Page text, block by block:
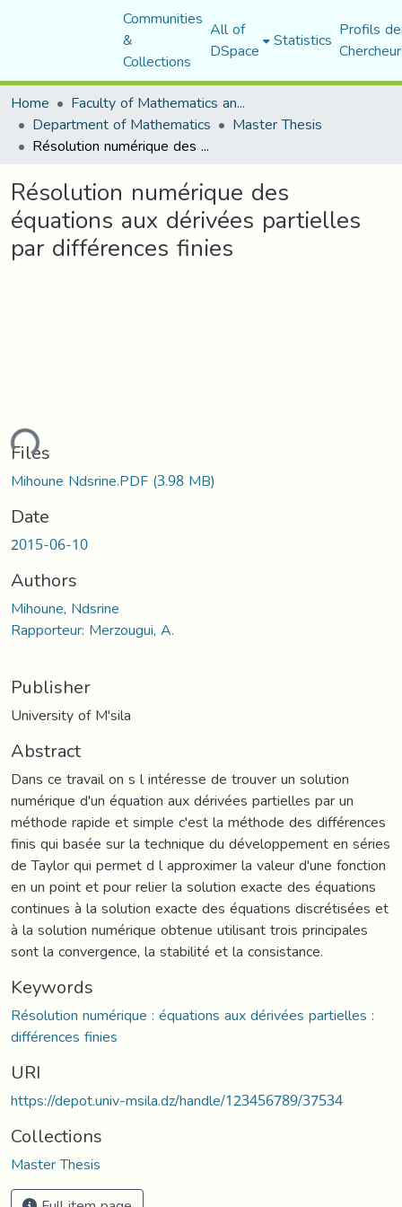
Communities
&
Collections
All of
DSpace Statistics Profils
Home
Faculty of Mathematics and Computer Science
Department of Mathematics Master Thesis
Résolution numérique des équations aux dérivées partielles par différences finies
Résolution numérique des
équations aux dérivées partielles
par différences finies
Files
Mihoune Ndsrine.PDF(3.98 MB)
Date
2015-06-10
Authors
Mihoune, Ndsrine
Rapporteur: Merzougui, A.
Publisher
University of M'sila
Abstract
Dans ce travail on s l intéresse de trouver un solution
numérique d'un équation aux dérivées partielles par un
méthode rapide et simple c'est la méthode des différences
finis qui basée sur la technique du développement en séries
de Taylor qui permet d l approximer la valeur d'une fonction
en un point et pour relier la solution exacte des équations
continues à la solution exacte des équations discrétisées et
à la solution numérique obtenue utilisant trois principales
sont la convergence, la stabilité et la consistance.
Keywords
Résolution numérique : équations aux dérivées partielles :
différences finies
URI
https://depot.univ-msila.dz/handle/123456789/37534
Collections
Master Thesis